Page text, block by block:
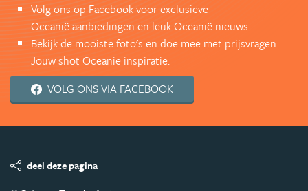
Volg ons op Facebook voor exclusieve
Oceanië aanbiedingen en leuk Oceanië nieuws.
Bekijk de mooiste foto's en doe mee met prijsvragen.
Jouw shot Oceanië inspiratie.
VOLG ONS VIA FACEBOOK
deel deze pagina